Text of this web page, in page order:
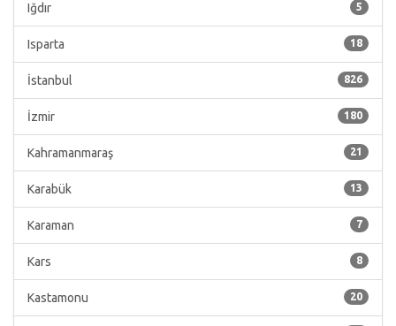
5
Iğdır
18
Isparta
826
İstanbul
180
İzmir
21
Kahramanmaraş
13
Karabük
7
Karaman
8
Kars
20
Kastamonu